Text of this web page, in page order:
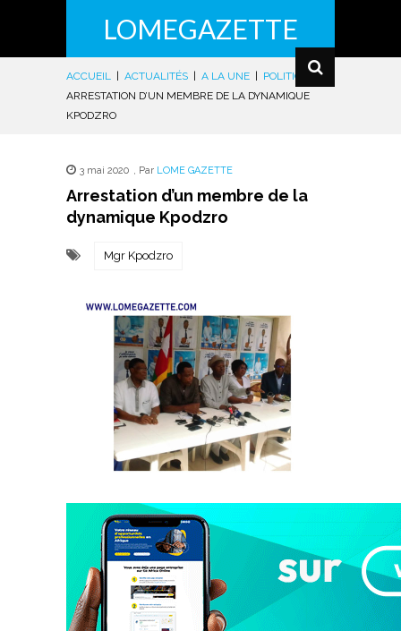
LOMEGAZETTE
ACCUEIL ACTUALITÉS A LA UNE POLITIQUE |
ARRESTATION D’UN MEMBRE DE LA DYNAMIQUE
KPODZRO
3 mai 2020 , Par LOME GAZETTE
Arrestation d’un membre de la
dynamique Kpodzro
Mgr Kpodzro